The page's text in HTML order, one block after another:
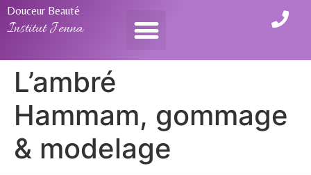
Douceur Beauté
Institut Jenna
L’ambré
Hammam, gommage
& modelage